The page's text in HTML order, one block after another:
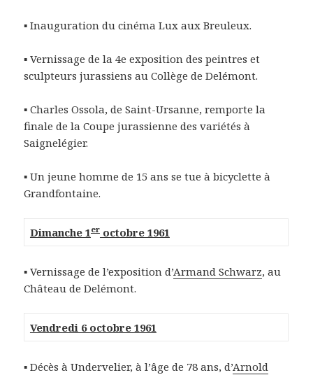
▪ Inauguration du cinéma Lux aux Breuleux.
▪ Vernissage de la 4e exposition des peintres et
sculpteurs jurassiens au Collège de Delémont.
▪ Charles Ossola, de Saint-Ursanne, remporte la
finale de la Coupe jurassienne des variétés à
Saignelégier.
▪ Un jeune homme de 15 ans se tue à bicyclette à
Grandfontaine.
Dimanche 1eroctobre 1961
▪ Vernissage de l’exposition d’Armand Schwarz, au
Château de Delémont.
Vendredi 6 octobre 1961
▪ Décès à Undervelier, à l’âge de 78 ans, d’Arnold